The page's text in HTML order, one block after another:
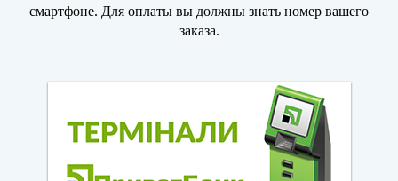
смартфоне. Для оплаты вы должны знать номер вашего
заказа.